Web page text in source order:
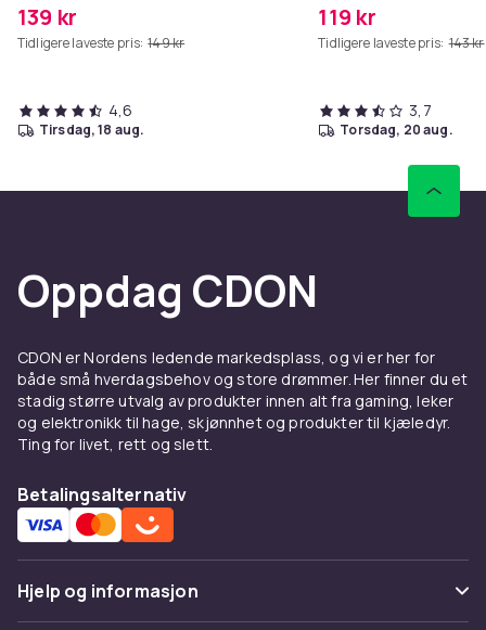
139 kr
Tidligere laveste pris: 149 kr
4,6
tirsdag, 18 aug.
119 kr
Tidligere laveste pris: 143 kr
3,7
torsdag, 20 aug.
Oppdag CDON
CDON er Nordens ledende markedsplass, og vi er her for
både små hverdagsbehov og store drømmer. Her finner du et
stadig større utvalg av produkter innen alt fra gaming, leker
og elektronikk til hage, skjønnhet og produkter til kjæledyr.
Ting for livet, rett og slett.
Betalingsalternativ
Hjelp og informasjon